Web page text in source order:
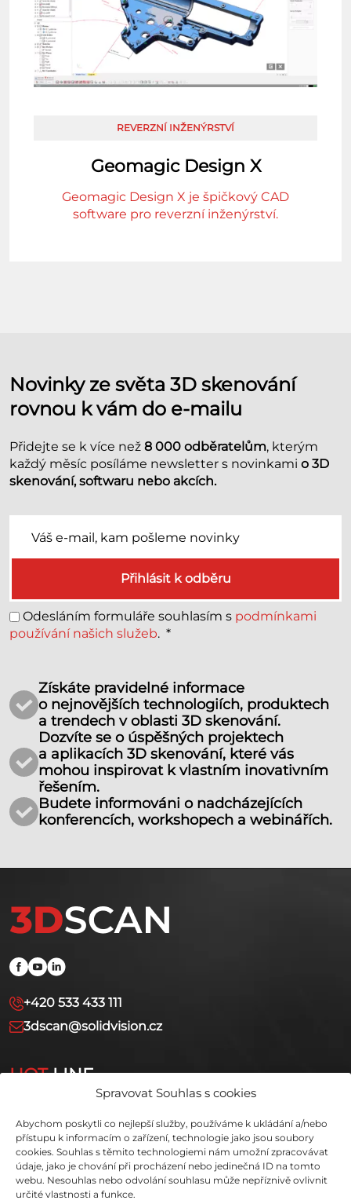
Spravovat Souhlas s cookies
Abychom poskytli co nejlepší služby, používáme k ukládání a/nebo
přístupu k informacím o zařízení, technologie jako jsou soubory
cookies. Souhlas s těmito technologiemi nám umožní zpracovávat
údaje, jako je chování při procházení nebo jedinečná ID na tomto
webu. Nesouhlas nebo odvolání souhlasu může nepříznivě ovlivnit
určité vlastnosti a funkce.
REVERZNÍ INŽENÝRSTVÍ
Geomagic Design X
Geomagic Design X je špičkový CAD
software pro reverzní inženýrství.
Novinky ze světa 3D skenování
rovnou k vám do e-mailu
Přidejte se k více než 8 000 odběratelům, kterým
každý měsíc posíláme newsletter s novinkami o 3D
skenování, softwaru nebo akcích.
Přihlásit k odběru
Odesláním formuláře souhlasím s podmínkami
používání našich služeb. *
Získáte pravidelné informace
o nejnovějších technologiích, produktech
a trendech v oblasti 3D skenování.
Dozvíte se o úspěšných projektech
a aplikacích 3D skenování, které vás
mohou inspirovat k vlastním inovativním
řešením.
Budete informováni o nadcházejících
konferencích, workshopech a webinářích.
+420 533 433 111
3dscan@solidvision.cz
HOTLINE
hotline.3dscan@solidvision.cz